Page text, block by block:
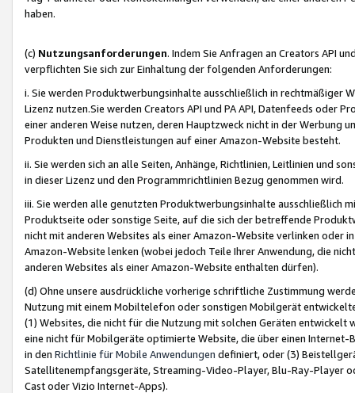
haben.
(c) Nutzungsanforderungen. Indem Sie Anfragen an Creators API
verpflichten Sie sich zur Einhaltung der folgenden Anforderungen:
i. Sie werden Produktwerbungsinhalte ausschließlich in rechtmäßiger
Lizenz nutzen.Sie werden Creators API und PA API, Datenfeeds oder
einer anderen Weise nutzen, deren Hauptzweck nicht in der Werbung
Produkten und Dienstleistungen auf einer Amazon-Website besteht.
ii. Sie werden sich an alle Seiten, Anhänge, Richtlinien, Leitlinien und
in dieser Lizenz und den Programmrichtlinien Bezug genommen wird.
iii. Sie werden alle genutzten Produktwerbungsinhalte ausschließlich
Produktseite oder sonstige Seite, auf die sich der betreffende
nicht mit anderen Websites als einer Amazon-Website verlinken oder
Amazon-Website lenken (wobei jedoch Teile Ihrer Anwendung, die
anderen Websites als einer Amazon-Website enthalten dürfen).
(d) Ohne unsere ausdrückliche vorherige schriftliche Zustimmung
Nutzung mit einem Mobiltelefon oder sonstigen Mobilgerät
(1) Websites, die nicht für die Nutzung mit solchen Geräten
eine nicht für Mobilgeräte optimierte Website, die über einen
in den Richtlinie für Mobile Anwendungen definiert, oder (3)
Satellitenempfangsgeräte, Streaming-Video-Player, Blu-Ray-Player
Cast oder Vizio Internet-Apps).